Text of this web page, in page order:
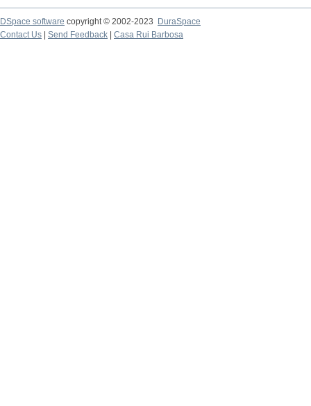
DSpace software copyright © 2002-2023
DuraSpace
Contact Us
Send Feedback Casa Rui Barbosa